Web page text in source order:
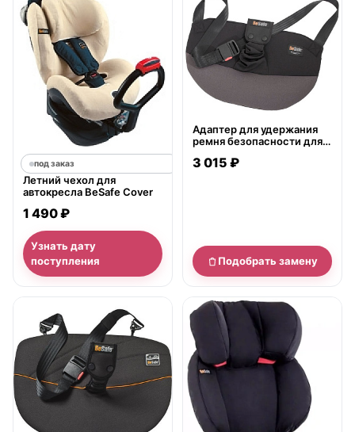
под заказ
Летний чехол для
автокресла BeSafe Cover
1 490 ₽
Узнать дату
поступления
нет в продаже
Адаптер для удержания
ремня безопасности для
Pregnant
3 015 ₽
Подобрать замену
нет в продаже